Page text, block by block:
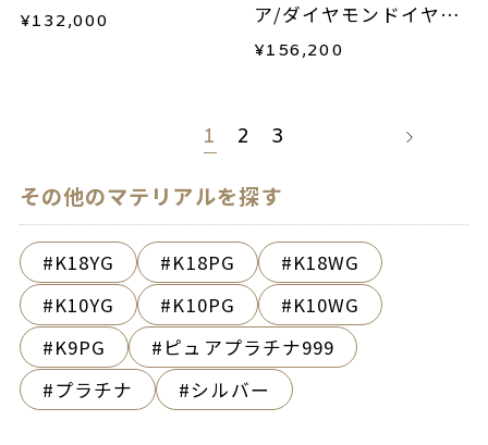
¥132,000
ア/ダイヤモンドイヤー
カフ(片耳用)
¥156,200
1 2 3
その他のマテリアルを探す
K18YG K18PG
K18WG
K10YG
K10PG
K10WG
K9PG
ピュアプラチナ999
プラチナ
シルバー